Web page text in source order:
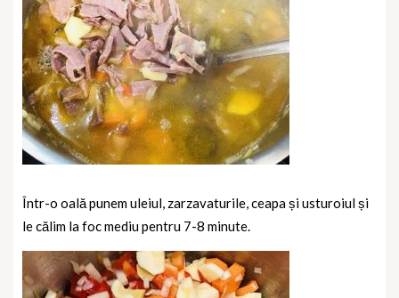
Într-o oală punem uleiul, zarzavaturile, ceapa și usturoiul și
le călim la foc mediu pentru 7-8 minute.